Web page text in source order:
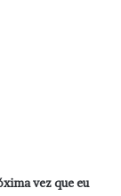
vez que eu